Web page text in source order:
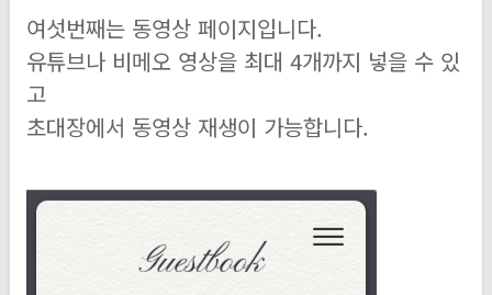
여섯번째는 동영상 페이지입니다.
유튜브나 비메오 영상을 최대 4개까지 넣을 수 있
고
초대장에서 동영상 재생이 가능합니다.